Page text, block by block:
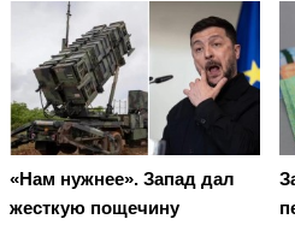
«Нам нужнее». Запад дал
жесткую пощечину